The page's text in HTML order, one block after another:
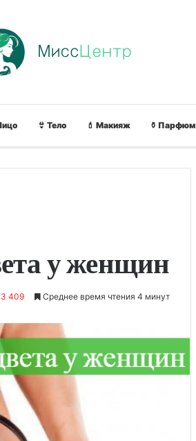
👙 Тело 💄 Макияж ⚱ Парфюм
у женщин
409 Среднее время чтения 4 минут